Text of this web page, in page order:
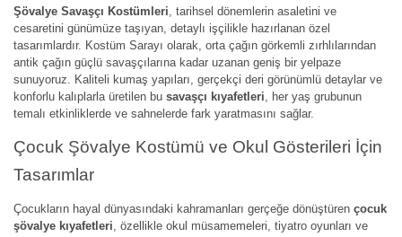
Şövalye Savaşçı Kostümleri, tarihsel dönemlerin asaletini ve
cesaretini günümüze taşıyan, detaylı işçilikle hazırlanan özel
tasarımlardır. Kostüm Sarayı olarak, orta çağın görkemli zırhlılarından
antik çağın güçlü savaşçılarına kadar uzanan geniş bir yelpaze
sunuyoruz. Kaliteli kumaş yapıları, gerçekçi deri görünümlü detaylar ve
konforlu kalıplarla üretilen bu savaşçı kıyafetleri, her yaş grubunun
temalı etkinliklerde ve sahnelerde fark yaratmasını sağlar.
Çocuk Şövalye Kostümü ve Okul Gösterileri İçin
Tasarımlar
Çocukların hayal dünyasındaki kahramanları gerçeğe dönüştüren çocuk
şövalye kıyafetleri, özellikle okul müsamemeleri, tiyatro oyunları ve